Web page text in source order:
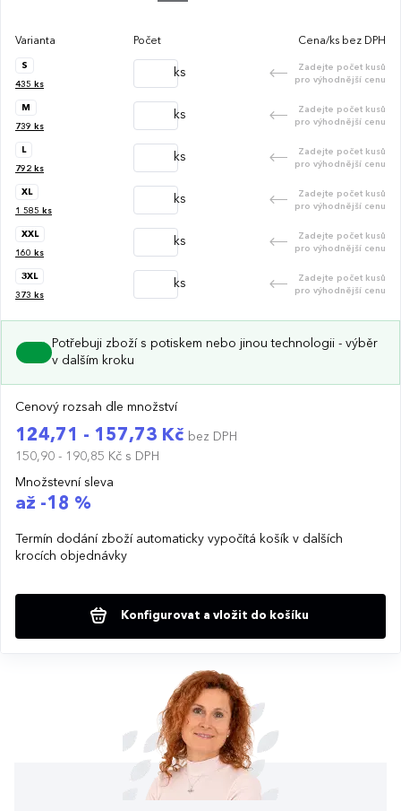
Varianta Počet Cena/ks bez DPH
S
435 ks
ks
Zadejte počet kusů
pro výhodnější cenu
M
739 ks
ks
Zadejte počet kusů
pro výhodnější cenu
L
792 ks
ks
Zadejte počet kusů
pro výhodnější cenu
XL
1 585 ks
ks
Zadejte počet kusů
pro výhodnější cenu
XXL
160 ks
ks
Zadejte počet kusů
pro výhodnější cenu
3XL
373 ks
ks
Zadejte počet kusů
pro výhodnější cenu
Potřebuji zboží s potiskem nebo jinou technologii - výběr
v dalším kroku
Cenový rozsah dle množství
124,71 - 157,73 Kč bez DPH
150,90 - 190,85 Kč s DPH
Množstevní sleva
až -18 %
Termín dodání zboží automaticky vypočítá košík v dalších
krocích objednávky
Konfigurovat a vložit do košíku